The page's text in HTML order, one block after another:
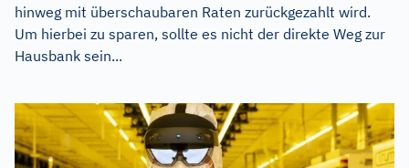
hinweg mit überschaubaren Raten zurückgezahlt wird.
Um hierbei zu sparen, sollte es nicht der direkte Weg zur
Hausbank sein...